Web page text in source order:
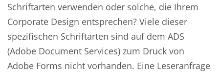
Schriftarten verwenden oder solche, die Ihrem
Corporate Design entsprechen? Viele dieser
spezifischen Schriftarten sind auf dem ADS
(Adobe Document Services) zum Druck von
Adobe Forms nicht vorhanden. Eine Leseranfrage